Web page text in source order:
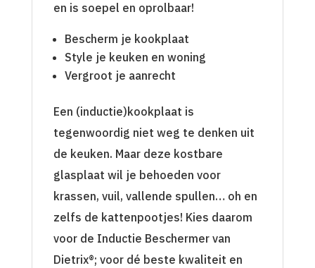
en is soepel en oprolbaar!
Bescherm je kookplaat
Style je keuken en woning
Vergroot je aanrecht
Een (inductie)kookplaat is
tegenwoordig niet weg te denken uit
de keuken. Maar deze kostbare
glasplaat wil je behoeden voor
krassen, vuil, vallende spullen… oh en
zelfs de kattenpootjes! Kies daarom
voor de Inductie Beschermer van
Dietrix®; voor dé beste kwaliteit en